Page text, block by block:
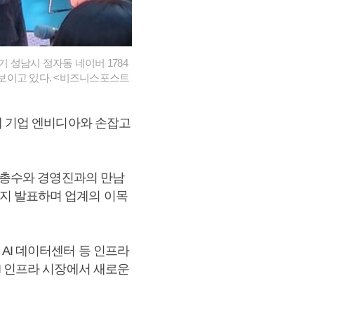
성남시 정자동 네이버 1784
이고 있다. <비즈니스포스트
기업 엔비디아와 손잡고
수와 경영진과의 만남
발표하며 업계의 이목
데이터센터 등 인프라
프라 시장에서 새로운